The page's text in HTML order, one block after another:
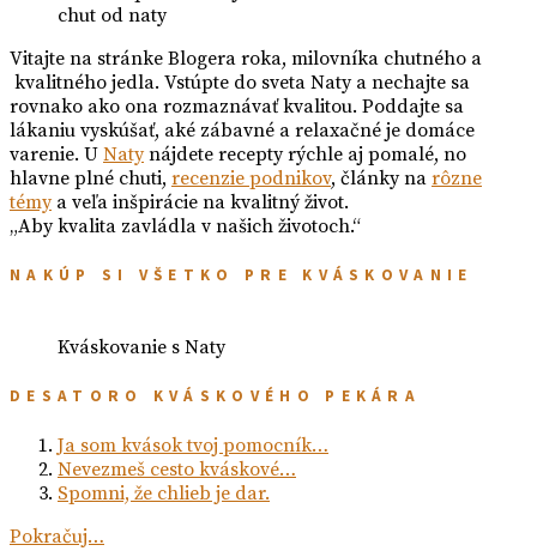
chut od naty
Vitajte na stránke Blogera roka, milovníka chutného a
kvalitného jedla. Vstúpte do sveta Naty a nechajte sa
rovnako ako ona rozmaznávať kvalitou. Poddajte sa
lákaniu vyskúšať, aké zábavné a relaxačné je domáce
varenie. U Natynájdete recepty rýchle aj pomalé, no
hlavne plné chuti, recenzie podnikov, články na rôzne
témya veľa inšpirácie na kvalitný život.
„Aby kvalita zavládla v našich životoch.“
NAKÚP SI VŠETKO PRE KVÁSKOVANIE
Kváskovanie s Naty
DESATORO KVÁSKOVÉHO PEKÁRA
Ja som kvások tvoj pomocník…
Nevezmeš cesto kváskové…
Spomni, že chlieb je dar.
Pokračuj…